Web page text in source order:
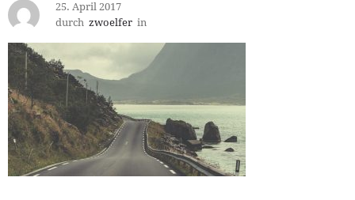
25. April 2017
durch zwoelfer in